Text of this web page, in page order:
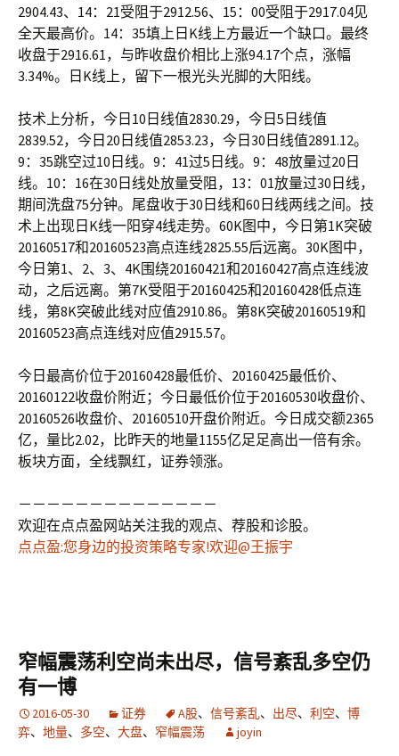
2904.43、14：21受阻于2912.56、15：00受阻于2917.04见
全天最高价。14：35填上日K线上方最近一个缺口。最终
收盘于2916.61，与昨收盘价相比上涨94.17个点，涨幅
3.34%。日K线上，留下一根光头光脚的大阳线。
技术上分析，今日10日线值2830.29，今日5日线值
2839.52，今日20日线值2853.23，今日30日线值2891.12。
9：35跳空过10日线。9：41过5日线。9：48放量过20日
线。10：16在30日线处放量受阻，13：01放量过30日线，
期间洗盘75分钟。尾盘收于30日线和60日线两线之间。技
术上出现日K线一阳穿4线走势。60K图中，今日第1K突破
20160517和20160523高点连线2825.55后远离。30K图中，
今日第1、2、3、4K围绕20160421和20160427高点连线波
动，之后远离。第7K受阻于20160425和20160428低点连
线，第8K突破此线对应值2910.86。第8K突破20160519和
20160523高点连线对应值2915.57。
今日最高价位于20160428最低价、20160425最低价、
20160122收盘价附近；今日最低价位于20160530收盘价、
20160526收盘价、20160510开盘价附近。今日成交额2365
亿，量比2.02，比昨天的地量1155亿足足高出一倍有余。
板块方面，全线飘红，证券领涨。
－－－－－－－－－－－－－－
欢迎在点点盈网站关注我的观点、荐股和诊股。
点点盈:您身边的投资策略专家!欢迎@王振宇
窄幅震荡利空尚未出尽，信号紊乱多空仍
有一博
2016-05-30 证券 A股、 信号紊乱、 出尽、 利空、 博
弈、 地量、 多空、 大盘、 窄幅震荡 joyin